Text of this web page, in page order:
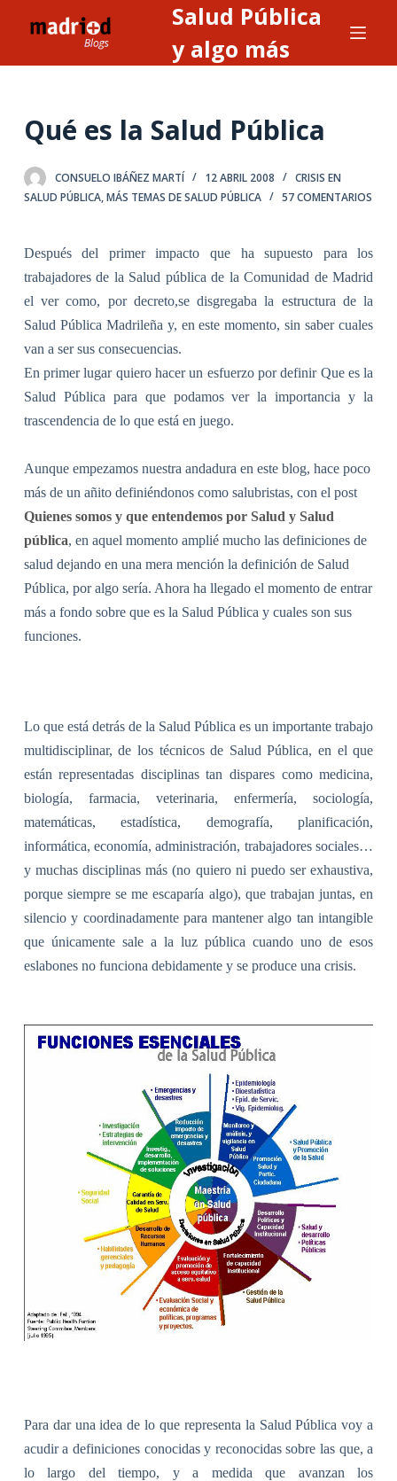
l
n
e
n
d
o
Salud Pública
y algo más
Qué es la Salud Pública
CONSUELO IBÁÑEZ MARTÍ 12 ABRIL 2008
CRISIS EN
SALUD PÚBLICA,MÁS TEMAS DE SALUD PÚBLICA 57 COMENTARIOS
Después del primer impacto que ha supuesto para los
trabajadores de la Salud pública de la Comunidad de Madrid
el ver como, por decreto,se disgregaba la estructura de la
Salud Pública Madrileña y, en este momento, sin saber cuales
van a ser sus consecuencias.
En primer lugar quiero hacer un esfuerzo por definir Que es la
Salud Pública para que podamos ver la importancia y la
trascendencia de lo que está en juego.
Aunque empezamos nuestra andadura en este blog, hace poco
más de un añito definiéndonos como salubristas, con el post
Quienes somos y que entendemos por Salud y Salud
pública, en aquel momento amplié mucho las definiciones de
salud dejando en una mera mención la definición de Salud
Pública, por algo sería. Ahora ha llegado el momento de entrar
más a fondo sobre que es la Salud Pública y cuales son sus
funciones.
Lo que está detrás de la Salud Pública es un importante trabajo
multidisciplinar, de los técnicos de Salud Pública, en el que
están representadas disciplinas tan dispares como medicina,
biología, farmacia, veterinaria, enfermería, sociología,
matemáticas, estadística, demografía, planificación,
informática, economía, administración, trabajadores sociales…
y muchas disciplinas más (no quiero ni puedo ser exhaustiva,
porque siempre se me escaparía algo), que trabajan juntas, en
silencio y coordinadamente para mantener algo tan intangible
que únicamente sale a la luz pública cuando uno de esos
eslabones no funciona debidamente y se produce una crisis.
Para dar una idea de lo que representa la Salud Pública voy a
acudir a definiciones conocidas y reconocidas sobre las que, a
lo largo del tiempo, y a medida que avanzan los